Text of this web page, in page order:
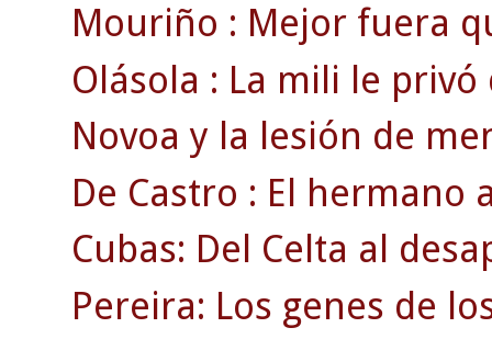
Mouriño : Mejor fuera
Olásola : La mili le
Novoa y la lesión de
De Castro : El hermano
Cubas: Del Celta al
Pereira: Los genes de